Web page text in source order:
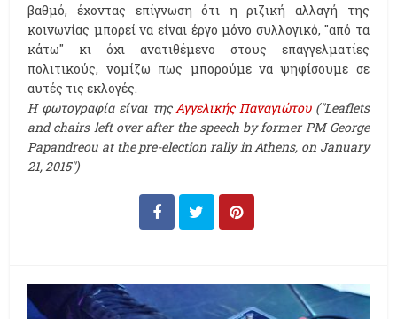
βαθμό, έχοντας επίγνωση ότι η ριζική αλλαγή της
κοινωνίας μπορεί να είναι έργο μόνο συλλογικό, "από τα
κάτω" κι όχι ανατιθέμενο στους επαγγελματίες
πολιτικούς, νομίζω πως μπορούμε να ψηφίσουμε σε
αυτές τις εκλογές.
Η φωτογραφία είναι της Αγγελικής Παναγιώτου("Leaflets
and chairs left over after the speech by former PM George
Papandreou at the pre-election rally in Athens, on January
21, 2015")